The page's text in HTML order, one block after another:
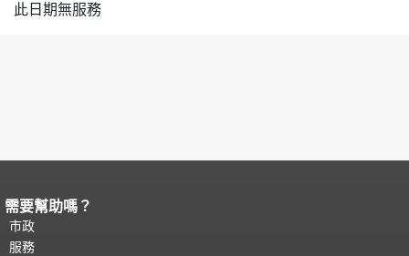
此日期無服務
頁面內容結束。
都會重複顯示。
需要幫助嗎？
市政
服務